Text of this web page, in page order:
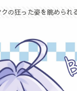
の狂った姿を眺められ